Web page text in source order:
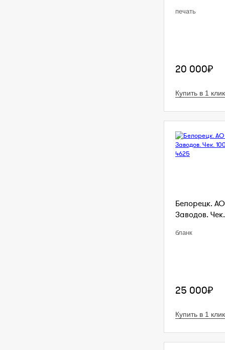
печать
20 000₽
Купить в 1 клик
Белорецк.
Заводов.
бланк
25 000₽
Купить в 1 клик